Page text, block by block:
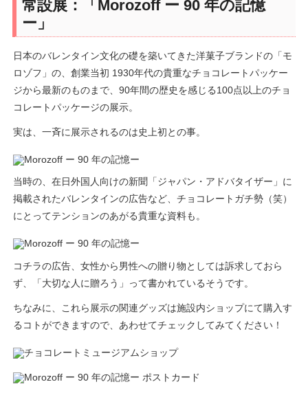
常設展：「Morozoff ー 90 年の記憶
ー」
日本のバレンタイン文化の礎を築いてきた洋菓子ブランドの「モ
ロゾフ」の、創業当初 1930年代の貴重なチョコレートパッケー
ジから最新のものまで、90年間の歴史を感じる100点以上のチョ
コレートパッケージの展示。
実は、一斉に展示されるのは史上初との事。
当時の、在日外国人向けの新聞「ジャパン・アドバタイザー」に
掲載されたバレンタインの広告など、チョコレートガチ勢（笑）
にとってテンションのあがる貴重な資料も。
コチラの広告、女性から男性への贈り物としては訴求しておら
ず、「大切な人に贈ろう」って書かれているそうです。
ちなみに、これら展示の関連グッズは施設内ショップにて購入す
るコトができますので、あわせてチェックしてみてください！